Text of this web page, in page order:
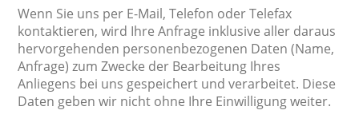
Wenn Sie uns per E-Mail, Telefon oder Telefax
kontaktieren, wird Ihre Anfrage inklusive aller daraus
hervorgehenden personenbezogenen Daten (Name,
Anfrage) zum Zwecke der Bearbeitung Ihres
Anliegens bei uns gespeichert und verarbeitet. Diese
Daten geben wir nicht ohne Ihre Einwilligung weiter.